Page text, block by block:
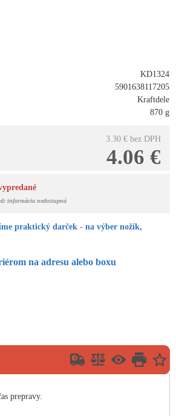
KD1324
5901638117205
Kraftdele
870 g
3.30 € bez DPH
4.06 €
informácia nedostupná
praktický darček - na výber nožík,
na adresu alebo boxu
prepravy.